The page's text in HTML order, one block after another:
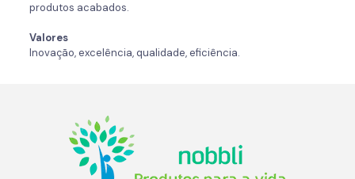
produtos acabados.
Valores
Inovação, excelência, qualidade, eficiência.